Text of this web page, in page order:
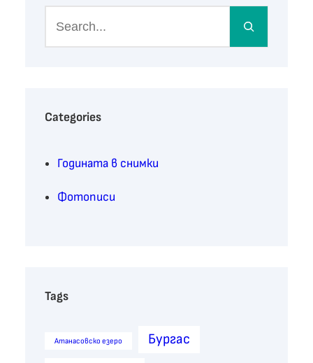
h
Categories
Годината в снимки
Фотописи
Tags
Атанасовско езеро Бургас